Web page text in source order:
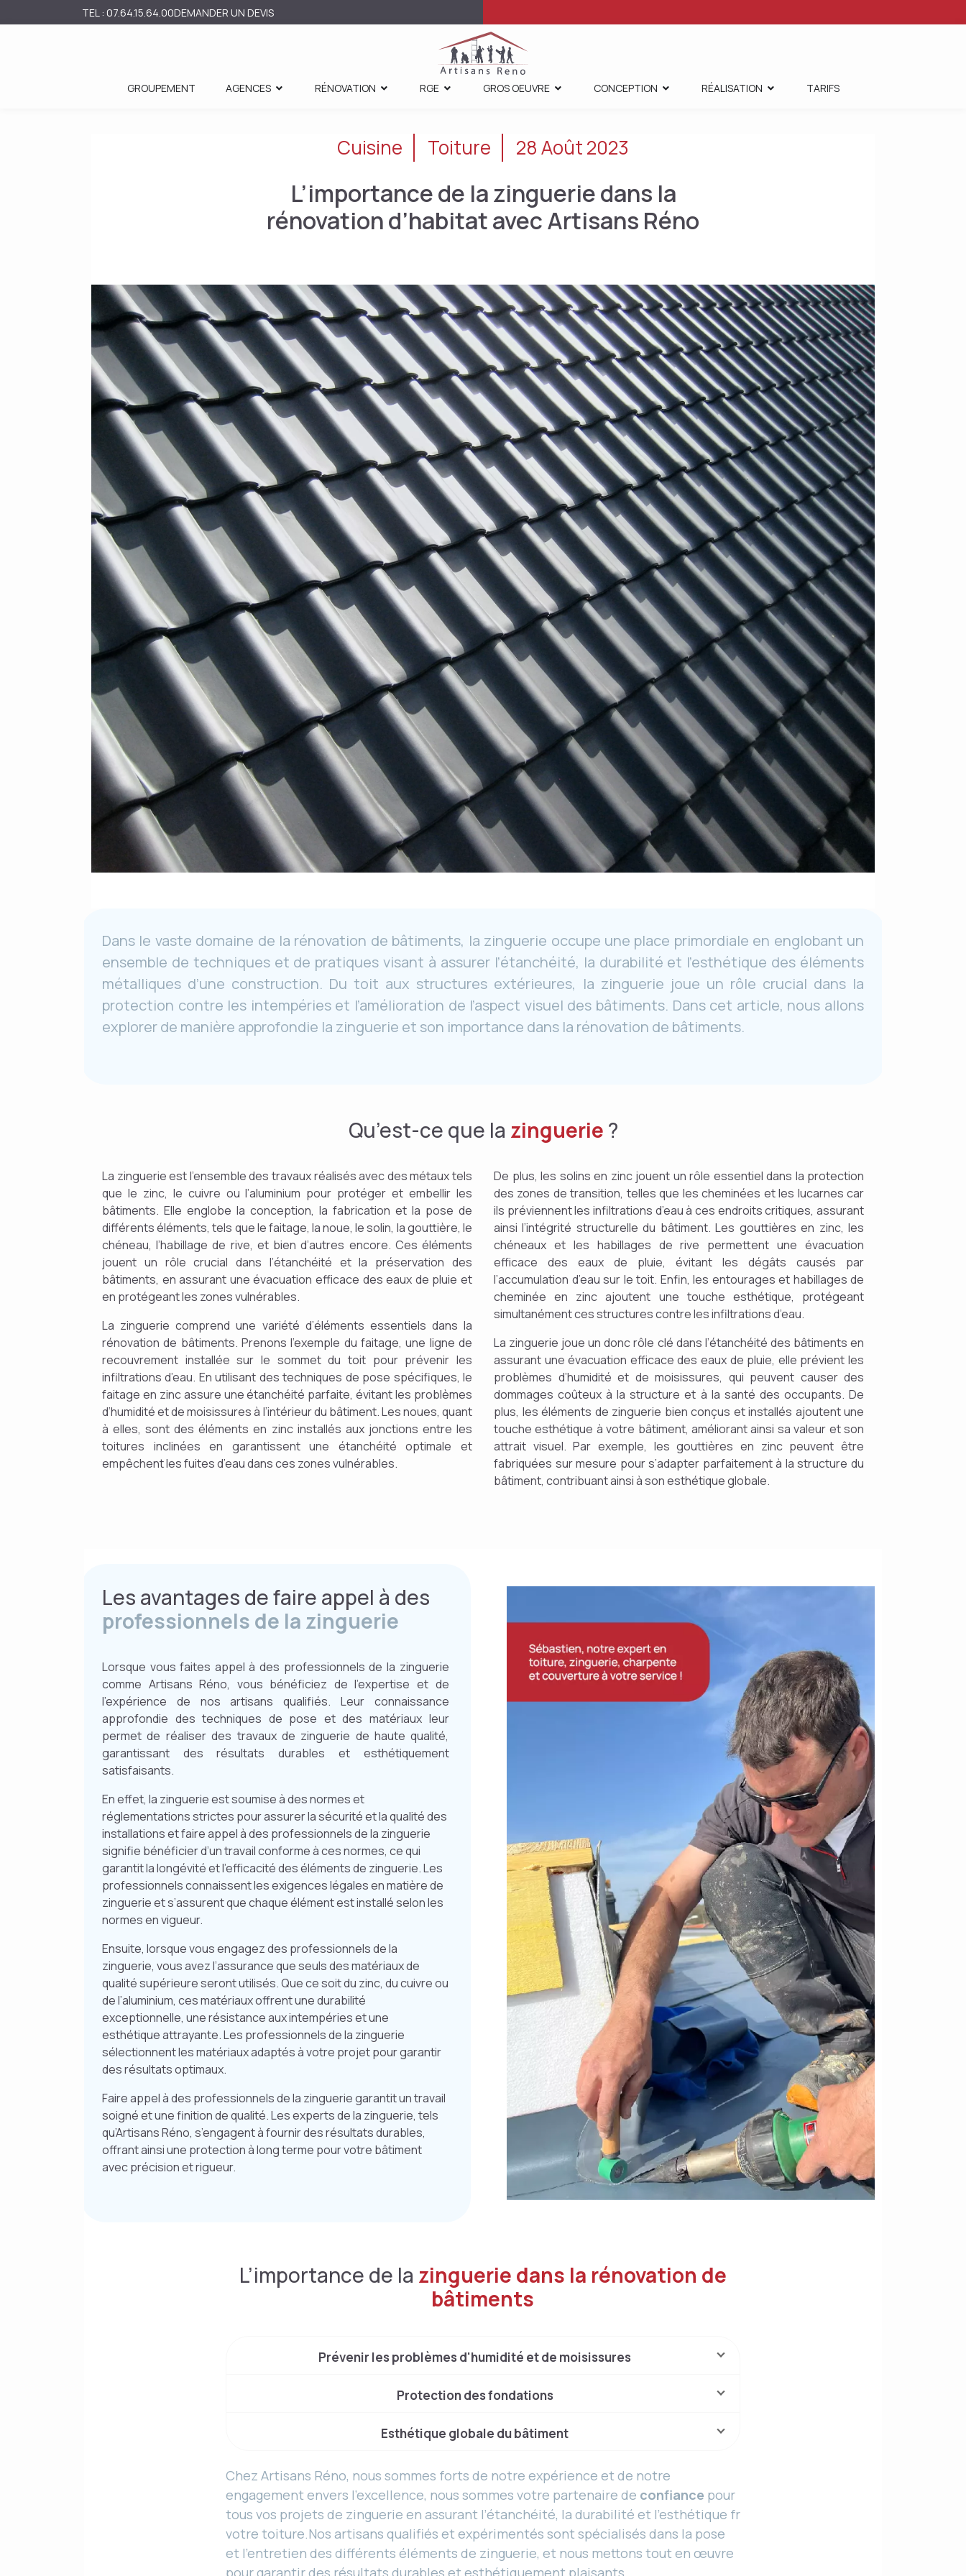
TEL : 07.64.15.64.00DEMANDER UN DEVIS
GROUPEMENT AGENCES RÉNOVATION RGE GROS OEUVRE CONCEPTION RÉALISATION TARIFS
Cuisine Toiture 28 Août 2023
L’importance de la zinguerie dans la
rénovation d’habitat avec Artisans Réno
Dans le vaste domaine de la rénovation de bâtiments, la zinguerie occupe une place primordiale en englobant un
ensemble de techniques et de pratiques visant à assurer l’étanchéité, la durabilité et l’esthétique des éléments
métalliques d’une construction. Du toit aux structures extérieures, la zinguerie joue un rôle crucial dans la
protection contre les intempéries et l’amélioration de l’aspect visuel des bâtiments. Dans cet article, nous allons
explorer de manière approfondie la zinguerie et son importance dans la rénovation de bâtiments.
Qu’est-ce que la zinguerie ?
La zinguerie est l’ensemble des travaux réalisés avec des métaux tels
que le zinc, le cuivre ou l’aluminium pour protéger et embellir les
bâtiments. Elle englobe la conception, la fabrication et la pose de
différents éléments, tels que le faitage, la noue, le solin, la gouttière, le
chéneau, l’habillage de rive, et bien d’autres encore. Ces éléments
jouent un rôle crucial dans l’étanchéité et la préservation des
bâtiments, en assurant une évacuation efficace des eaux de pluie et
en protégeant les zones vulnérables.
La zinguerie comprend une variété d’éléments essentiels dans la
rénovation de bâtiments. Prenons l’exemple du faitage, une ligne de
recouvrement installée sur le sommet du toit pour prévenir les
infiltrations d’eau. En utilisant des techniques de pose spécifiques, le
faitage en zinc assure une étanchéité parfaite, évitant les problèmes
d’humidité et de moisissures à l’intérieur du bâtiment. Les noues, quant
à elles, sont des éléments en zinc installés aux jonctions entre les
toitures inclinées en garantissent une étanchéité optimale et
empêchent les fuites d’eau dans ces zones vulnérables.
De plus, les solins en zinc jouent un rôle essentiel dans la protection
des zones de transition, telles que les cheminées et les lucarnes car
ils préviennent les infiltrations d’eau à ces endroits critiques, assurant
ainsi l’intégrité structurelle du bâtiment. Les gouttières en zinc, les
chéneaux et les habillages de rive permettent une évacuation
efficace des eaux de pluie, évitant les dégâts causés par
l’accumulation d’eau sur le toit. Enfin, les entourages et habillages de
cheminée en zinc ajoutent une touche esthétique, protégeant
simultanément ces structures contre les infiltrations d’eau.
La zinguerie joue un donc rôle clé dans l’étanchéité des bâtiments en
assurant une évacuation efficace des eaux de pluie, elle prévient les
problèmes d’humidité et de moisissures, qui peuvent causer des
dommages coûteux à la structure et à la santé des occupants. De
plus, les éléments de zinguerie bien conçus et installés ajoutent une
touche esthétique à votre bâtiment, améliorant ainsi sa valeur et son
attrait visuel. Par exemple, les gouttières en zinc peuvent être
fabriquées sur mesure pour s’adapter parfaitement à la structure du
bâtiment, contribuant ainsi à son esthétique globale.
Les avantages de faire appel à des
professionnels de la zinguerie
Lorsque vous faites appel à des professionnels de la zinguerie
comme Artisans Réno, vous bénéficiez de l’expertise et de
l’expérience de nos artisans qualifiés. Leur connaissance
approfondie des techniques de pose et des matériaux leur
permet de réaliser des travaux de zinguerie de haute qualité,
garantissant des résultats durables et esthétiquement
satisfaisants.
En effet, la zinguerie est soumise à des normes et
réglementations strictes pour assurer la sécurité et la qualité des
installations et faire appel à des professionnels de la zinguerie
signifie bénéficier d’un travail conforme à ces normes, ce qui
garantit la longévité et l’efficacité des éléments de zinguerie. Les
professionnels connaissent les exigences légales en matière de
zinguerie et s’assurent que chaque élément est installé selon les
normes en vigueur.
Ensuite, lorsque vous engagez des professionnels de la
zinguerie, vous avez l’assurance que seuls des matériaux de
qualité supérieure seront utilisés. Que ce soit du zinc, du cuivre ou
de l’aluminium, ces matériaux offrent une durabilité
exceptionnelle, une résistance aux intempéries et une
esthétique attrayante. Les professionnels de la zinguerie
sélectionnent les matériaux adaptés à votre projet pour garantir
des résultats optimaux.
Faire appel à des professionnels de la zinguerie garantit un travail
soigné et une finition de qualité. Les experts de la zinguerie, tels
qu’Artisans Réno, s’engagent à fournir des résultats durables,
offrant ainsi une protection à long terme pour votre bâtiment
avec précision et rigueur.
L’importance de la zinguerie dans la rénovation de
bâtiments
Prévenir les problèmes d'humidité et de moisissures
Protection des fondations
Esthétique globale du bâtiment
Chez Artisans Réno, nous sommes forts de notre expérience et de notre
engagement envers l’excellence, nous sommes votre partenaire de confiance pour
tous vos projets de zinguerie en assurant l’étanchéité, la durabilité et l’esthétique fr
votre toiture.Nos artisans qualifiés et expérimentés sont spécialisés dans la pose
et l’entretien des différents éléments de zinguerie, et nous mettons tout en œuvre